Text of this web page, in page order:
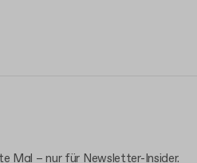
Mal – nur für Newsletter-Insider.